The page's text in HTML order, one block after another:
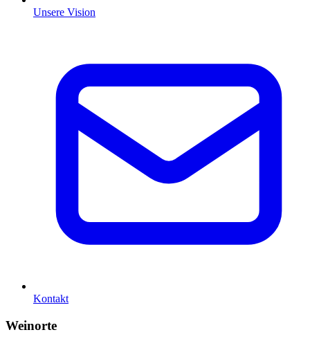
Unsere Vision
Kontakt
Weinorte